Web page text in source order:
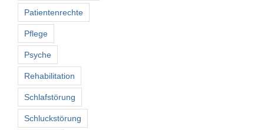
Patientenrechte
Pflege
Psyche
Rehabilitation
Schlafstörung
Schluckstörung